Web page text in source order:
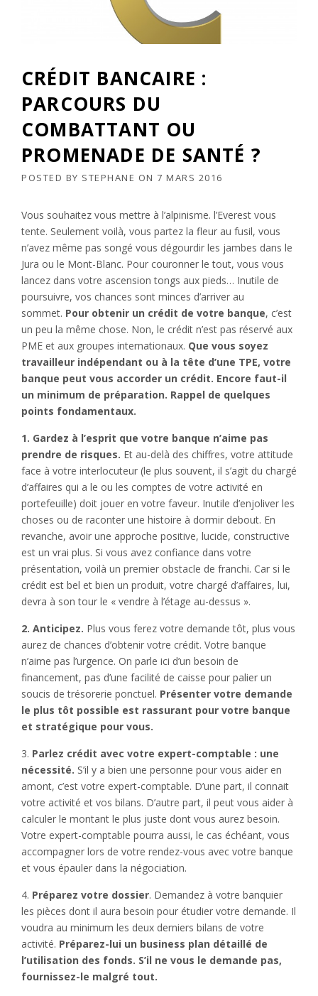
CRÉDIT BANCAIRE :
PARCOURS DU
COMBATTANT OU
PROMENADE DE SANTÉ ?
POSTED BY STEPHANE ON 7 MARS 2016
Vous souhaitez vous mettre à l’alpinisme. l’Everest vous
tente. Seulement voilà, vous partez la fleur au fusil, vous
n’avez même pas songé vous dégourdir les jambes dans le
Jura ou le Mont-Blanc. Pour couronner le tout, vous vous
lancez dans votre ascension tongs aux pieds… Inutile de
poursuivre, vos chances sont minces d’arriver au
sommet. Pour obtenir un crédit de votre banque, c’est
un peu la même chose. Non, le crédit n’est pas réservé aux
PME et aux groupes internationaux. Que vous soyez
travailleur indépendant ou à la tête d’une TPE, votre
banque peut vous accorder un crédit. Encore faut-il
un minimum de préparation. Rappel de quelques
points fondamentaux.
1. Gardez à l’esprit que votre banque n’aime pas
prendre de risques. Et au-delà des chiffres, votre attitude
face à votre interlocuteur (le plus souvent, il s’agit du chargé
d’affaires qui a le ou les comptes de votre activité en
portefeuille) doit jouer en votre faveur. Inutile d’enjoliver les
choses ou de raconter une histoire à dormir debout. En
revanche, avoir une approche positive, lucide, constructive
est un vrai plus. Si vous avez confiance dans votre
présentation, voilà un premier obstacle de franchi. Car si le
crédit est bel et bien un produit, votre chargé d’affaires, lui,
devra à son tour le « vendre à l’étage au-dessus ».
2. Anticipez. Plus vous ferez votre demande tôt, plus vous
aurez de chances d’obtenir votre crédit. Votre banque
n’aime pas l’urgence. On parle ici d’un besoin de
financement, pas d’une facilité de caisse pour palier un
soucis de trésorerie ponctuel. Présenter votre demande
le plus tôt possible est rassurant pour votre banque
et stratégique pour vous.
3. Parlez crédit avec votre expert-comptable : une
nécessité. S’il y a bien une personne pour vous aider en
amont, c’est votre expert-comptable. D’une part, il connait
votre activité et vos bilans. D’autre part, il peut vous aider à
calculer le montant le plus juste dont vous aurez besoin.
Votre expert-comptable pourra aussi, le cas échéant, vous
accompagner lors de votre rendez-vous avec votre banque
et vous épauler dans la négociation.
4. Préparez votre dossier. Demandez à votre banquier
les pièces dont il aura besoin pour étudier votre demande. Il
voudra au minimum les deux derniers bilans de votre
activité. Préparez-lui un business plan détaillé de
l’utilisation des fonds. S’il ne vous le demande pas,
fournissez-le malgré tout.